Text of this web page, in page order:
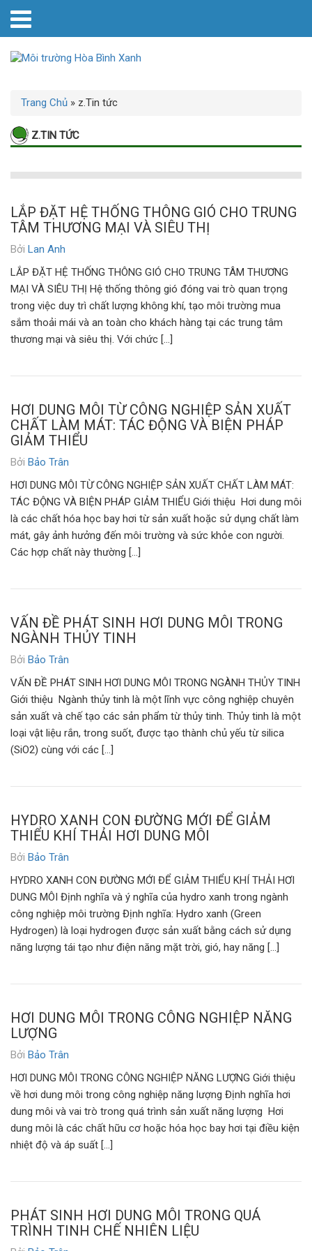
Trang Chủ » z.Tin tức
Z.TIN TỨC
LẮP ĐẶT HỆ THỐNG THÔNG GIÓ CHO TRUNG
TÂM THƯƠNG MẠI VÀ SIÊU THỊ
Bởi Lan Anh
LẮP ĐẶT HỆ THỐNG THÔNG GIÓ CHO TRUNG TÂM THƯƠNG
MẠI VÀ SIÊU THỊ Hệ thống thông gió đóng vai trò quan trọng
trong việc duy trì chất lượng không khí, tạo môi trường mua
sắm thoải mái và an toàn cho khách hàng tại các trung tâm
thương mại và siêu thị. Với chức […]
HƠI DUNG MÔI TỪ CÔNG NGHIỆP SẢN XUẤT
CHẤT LÀM MÁT: TÁC ĐỘNG VÀ BIỆN PHÁP
GIẢM THIỂU
Bởi Bảo Trân
HƠI DUNG MÔI TỪ CÔNG NGHIỆP SẢN XUẤT CHẤT LÀM MÁT:
TÁC ĐỘNG VÀ BIỆN PHÁP GIẢM THIỂU Giới thiệu Hơi dung môi
là các chất hóa học bay hơi từ sản xuất hoặc sử dụng chất làm
mát, gây ảnh hưởng đến môi trường và sức khỏe con người.
Các hợp chất này thường […]
VẤN ĐỀ PHÁT SINH HƠI DUNG MÔI TRONG
NGÀNH THỦY TINH
Bởi Bảo Trân
VẤN ĐỀ PHÁT SINH HƠI DUNG MÔI TRONG NGÀNH THỦY TINH
Giới thiệu Ngành thủy tinh là một lĩnh vực công nghiệp chuyên
sản xuất và chế tạo các sản phẩm từ thủy tinh. Thủy tinh là một
loại vật liệu rắn, trong suốt, được tạo thành chủ yếu từ silica
(SiO2) cùng với các […]
HYDRO XANH CON ĐƯỜNG MỚI ĐỂ GIẢM
THIỂU KHÍ THẢI HƠI DUNG MÔI
Bởi Bảo Trân
HYDRO XANH CON ĐƯỜNG MỚI ĐỂ GIẢM THIỂU KHÍ THẢI HƠI
DUNG MÔI Định nghĩa và ý nghĩa của hydro xanh trong ngành
công nghiệp môi trường Định nghĩa: Hydro xanh (Green
Hydrogen) là loại hydrogen được sản xuất bằng cách sử dụng
năng lượng tái tạo như điện năng mặt trời, gió, hay năng […]
HƠI DUNG MÔI TRONG CÔNG NGHIỆP NĂNG
LƯỢNG
Bởi Bảo Trân
HƠI DUNG MÔI TRONG CÔNG NGHIỆP NĂNG LƯỢNG Giới thiệu
về hơi dung môi trong công nghiệp năng lượng Định nghĩa hơi
dung môi và vai trò trong quá trình sản xuất năng lượng Hơi
dung môi là các chất hữu cơ hoặc hóa học bay hơi tại điều kiện
nhiệt độ và áp suất […]
PHÁT SINH HƠI DUNG MÔI TRONG QUÁ
TRÌNH TINH CHẾ NHIÊN LIỆU